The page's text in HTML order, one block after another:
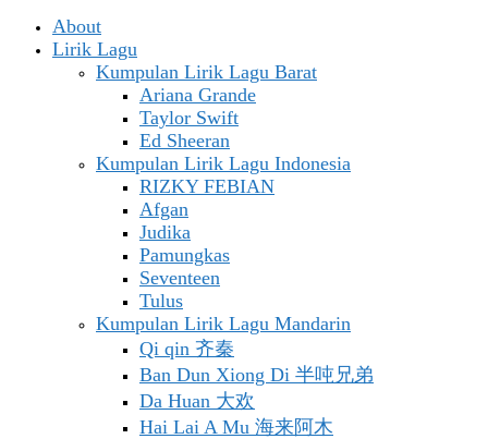
About
Lirik Lagu
Kumpulan Lirik Lagu Barat
Ariana Grande
Taylor Swift
Ed Sheeran
Kumpulan Lirik Lagu Indonesia
RIZKY FEBIAN
Afgan
Judika
Pamungkas
Seventeen
Tulus
Kumpulan Lirik Lagu Mandarin
Qi qin 齐秦
Ban Dun Xiong Di 半吨兄弟
Da Huan 大欢
Hai Lai A Mu 海来阿木